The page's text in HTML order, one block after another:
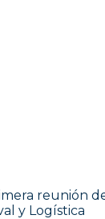
reunión
y Logística